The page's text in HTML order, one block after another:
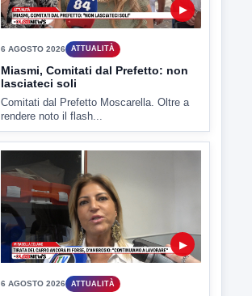
▶
Miasmi, Comitati dal Prefetto: non
lasciateci soli
rendere noto il flash...